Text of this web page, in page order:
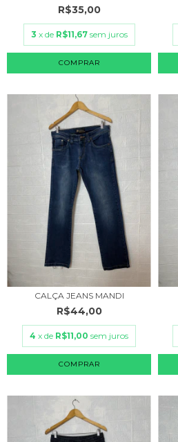
R$35,00
3 x de R$11,67 sem juros
COMPRAR
CALÇA JEANS MANDI
R$44,00
4 x de R$11,00 sem juros
COMPRAR